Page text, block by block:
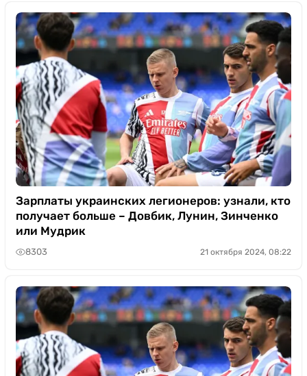
Зарплаты украинских легионеров: узнали, кто
получает больше – Довбик, Лунин, Зинченко
или Мудрик
8303 21 октября 2024, 08:22